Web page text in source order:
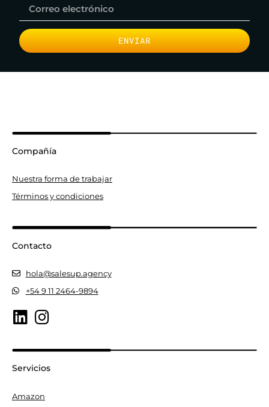
ENVIAR
Compañía
Nuestra forma de trabajar
Términos y condiciones
Servicios
Amazon
Contacto
hola@salesup.agency
+54 9 11 2464-9894